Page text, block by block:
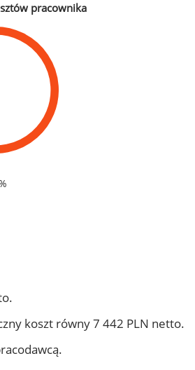
pracownika
koszt równy 7 442 PLN netto.